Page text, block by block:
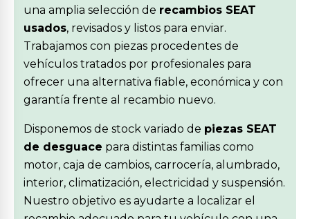
una amplia selección de recambios SEAT
usados, revisados y listos para enviar.
Trabajamos con piezas procedentes de
vehículos tratados por profesionales para
ofrecer una alternativa fiable, económica y con
garantía frente al recambio nuevo.
Disponemos de stock variado de piezas SEAT
de desguace para distintas familias como
motor, caja de cambios, carrocería, alumbrado,
interior, climatización, electricidad y suspensión.
Nuestro objetivo es ayudarte a localizar el